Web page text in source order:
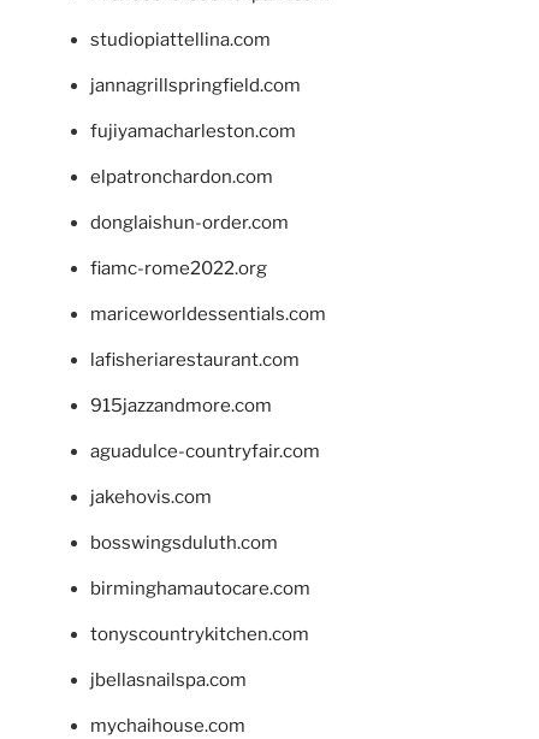
studiopiattellina.com
jannagrillspringfield.com
fujiyamacharleston.com
elpatronchardon.com
donglaishun-order.com
fiamc-rome2022.org
mariceworldessentials.com
lafisheriarestaurant.com
915jazzandmore.com
aguadulce-countryfair.com
jakehovis.com
bosswingsduluth.com
birminghamautocare.com
tonyscountrykitchen.com
jbellasnailspa.com
mychaihouse.com